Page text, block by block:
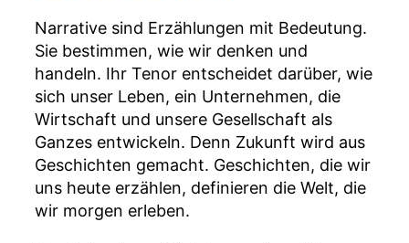
Narrative sind Erzählungen mit Bedeutung.
Sie bestimmen, wie wir denken und
handeln. Ihr Tenor entscheidet darüber, wie
sich unser Leben, ein Unternehmen, die
Wirtschaft und unsere Gesellschaft als
Ganzes entwickeln. Denn Zukunft wird aus
Geschichten gemacht. Geschichten, die wir
uns heute erzählen, definieren die Welt, die
wir morgen erleben.